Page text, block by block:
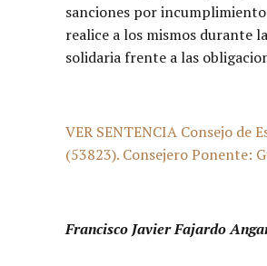
sanciones por
realice a los mismos durante
solidaria frente a las
VER SENTENCIA Consejo
(53823). Consejero Ponente:
Francisco Javier Fajardo